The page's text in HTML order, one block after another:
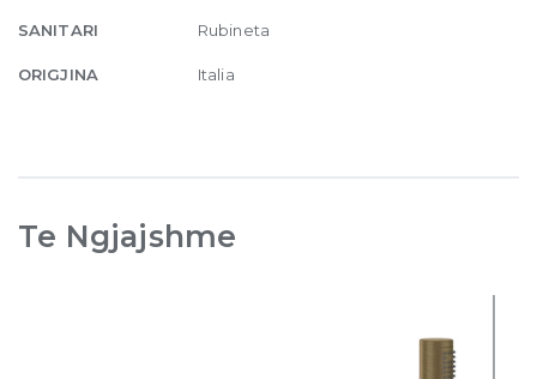
SANITARI Rubineta
ORIGJINA Italia
Te Ngjajshme